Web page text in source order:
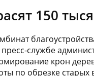
150
службе
крон
по обрезке старых